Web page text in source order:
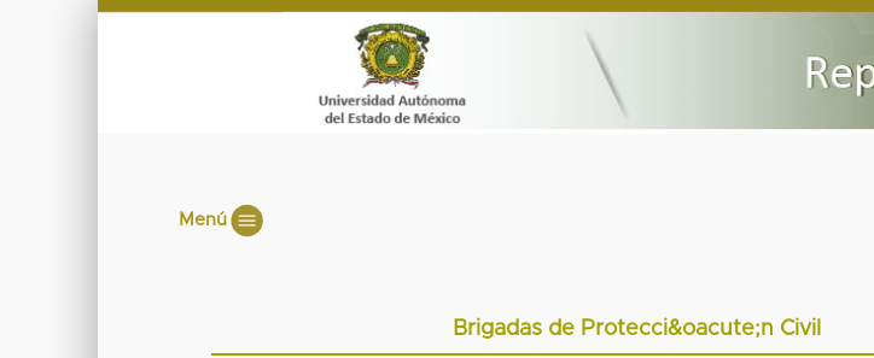
Menú
Brigadas de Protecci&oacute;n Civil